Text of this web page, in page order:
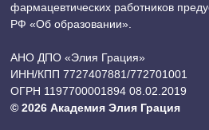
фармацевтических работников
РФ «Об образовании».
АНО ДПО «Элия Грация»
ИНН/КПП 7727407881/772701001
ОГРН 1197700001894 08.02.2019
© 2026 Академия Элия Грация